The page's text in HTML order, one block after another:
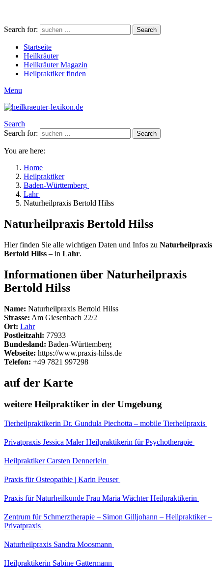
Search for: Search
Startseite
Heilkräuter
Heilkräuter Magazin
Heilpraktiker finden
Menu
Search
Search for:
Search
You are here:
Home
Heilpraktiker
Baden-Württemberg
Lahr
Naturheilpraxis Bertold Hilss
Naturheilpraxis Bertold Hilss
Hier finden Sie alle wichtigen Daten und Infos zu Naturheilpraxis
Bertold Hilss – in Lahr.
Informationen über Naturheilpraxis
Bertold Hilss
Name: Naturheilpraxis Bertold Hilss
Strasse: Am Giesenbach 22/2
Ort: Lahr
Postleitzahl: 77933
Bundesland: Baden-Württemberg
Webseite: https://www.praxis-hilss.de
Telefon: +49 7821 997298
auf der Karte
weitere Heilpraktiker in der Umgebung
Tierheilpraktikerin Dr. Gundula Piechotta – mobile Tierheilpraxis
Privatpraxis Jessica Maler Heilpraktikerin für Psychotherapie
Heilpraktiker Carsten Dennerlein
Praxis für Osteopathie | Karin Peuser
Praxis für Naturheilkunde Frau Maria Wächter Heilpraktikerin
Zentrum für Schmerztherapie – Simon Gilljohann – Heilpraktiker –
Privatpraxis
Naturheilpraxis Sandra Moosmann
Heilpraktikerin Sabine Gattermann